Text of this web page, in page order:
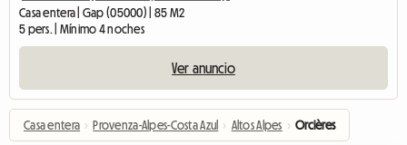
Casa entera | Gap (05000) | 85 M2
5 pers. | Mínimo 4 noches
Ver anuncio
Casa entera › Provenza-Alpes-Costa Azul › Altos Alpes › Orcières